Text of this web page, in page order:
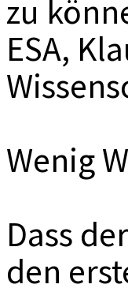
zu
ESA,
Wenig
Dass
den